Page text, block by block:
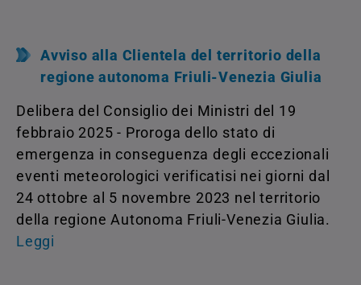
Avviso alla Clientela del territorio della
regione autonoma Friuli-Venezia Giulia
Delibera del Consiglio dei Ministri del 19
febbraio 2025 - Proroga dello stato di
emergenza in conseguenza degli eccezionali
eventi meteorologici verificatisi nei giorni dal
24 ottobre al 5 novembre 2023 nel territorio
della regione Autonoma Friuli-Venezia Giulia.
Leggi